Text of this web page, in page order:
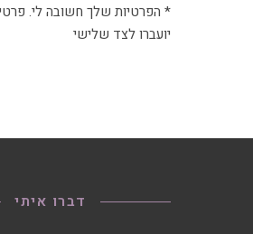
* הפרטיות שלך חשובה לי.
יועברו לצד שלישי
דברו איתי